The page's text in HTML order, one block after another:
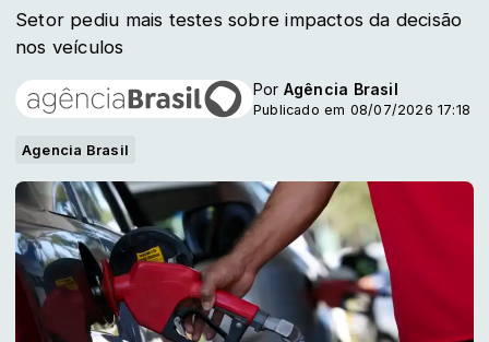
Setor pediu mais testes sobre impactos da decisão
nos veículos
Por Agência Brasil
Publicado em 08/07/2026 17:18
Agencia Brasil